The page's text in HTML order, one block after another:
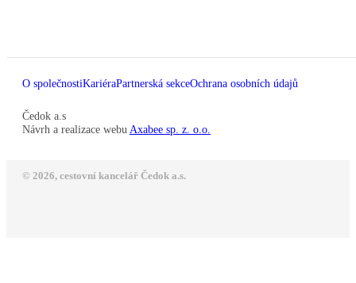
O společnostiKariéraPartnerská sekceOchrana osobních údajů
Čedok a.s
Návrh a realizace webu Axabee sp. z. o.o.
© 2026, cestovní kancelář Čedok a.s.